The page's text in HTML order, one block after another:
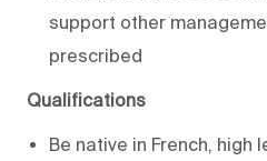
support other
prescribed
Qualifications
Be native in French, high